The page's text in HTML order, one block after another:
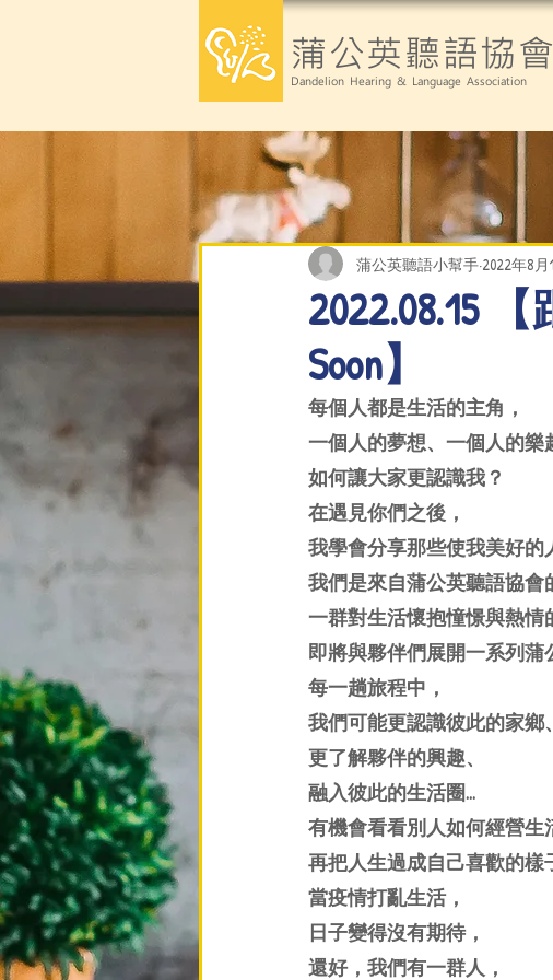
蒲公英聽語協會
Dandelion Hearing & Language Association
2022.08.15
Soon】
蒲公英聽語小幫手 2022年8月
每個人都是生活的主角，
一個人的夢想、一個人的樂
如何讓大家更認識我？
在遇見你們之後，
我學會分享那些使我美好的
我們是來自蒲公英聽語協會
一群對生活懷抱憧憬與熱情
即將與夥伴們展開一系列蒲
每一趟旅程中，
我們可能更認識彼此的家鄉、
更了解夥伴的興趣、
融入彼此的生活圈…
有機會看看別人如何經營生
再把人生過成自己喜歡的樣
當疫情打亂生活，
日子變得沒有期待，
還好，我們有一群人，